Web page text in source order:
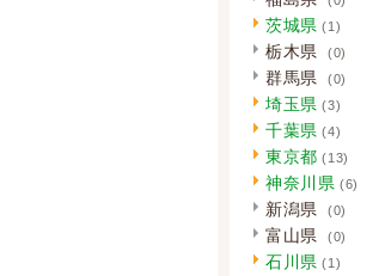
茨城県 (1)
栃木県 (0)
群馬県 (0)
埼玉県 (3)
千葉県 (4)
東京都 (13)
神奈川県 (6)
新潟県 (0)
富山県 (0)
石川県 (1)